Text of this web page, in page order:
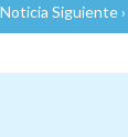
Noticia Siguiente ›